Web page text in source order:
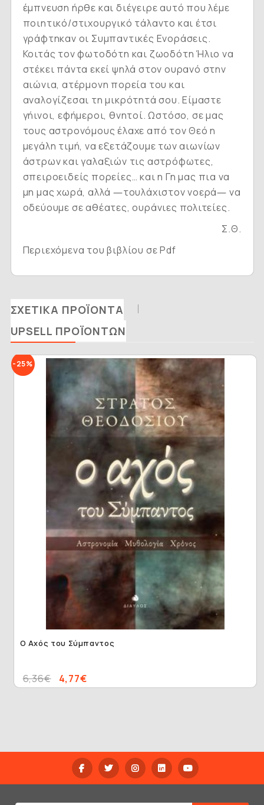
έμπνευση ήρθε και διέγειρε αυτό που λέμε
ποιητικό/στιχουργικό τάλαντο και έτσι
γράφτηκαν οι Συμπαντικές Eνοράσεις.
Κοιτάς τον φωτοδότη και ζωοδότη Ήλιο να
στέκει πάντα εκεί ψηλά στον ουρανό στην
αιώνια, ατέρμονη πορεία του και
αναλογίζεσαι τη μικρότητά σου. Είμαστε
γήινοι, εφήμεροι, θνητοί. Ωστόσο, σε μας
τους αστρονόμους έλαχε από τον Θεό η
μεγάλη τιμή, να εξετάζουμε των αιωνίων
άστρων και γαλαξιών τις αστρόφωτες,
σπειροειδείς πορείες… και η Γη μας πια να
μη μας χωρά, αλλά ―τουλάχιστον νοερά― να
οδεύουμε σε αθέατες, ουράνιες πολιτείες.
Σ.Θ.
Περιεχόμενα του βιβλίου σε Pdf
ΣΧΕΤΙΚΆ ΠΡΟΪΌΝΤΑ
UPSELL ΠΡΟΪΌΝΤΩΝ
-25%
Ο Αχός του Σύμπαντος
4,77€
6,36€